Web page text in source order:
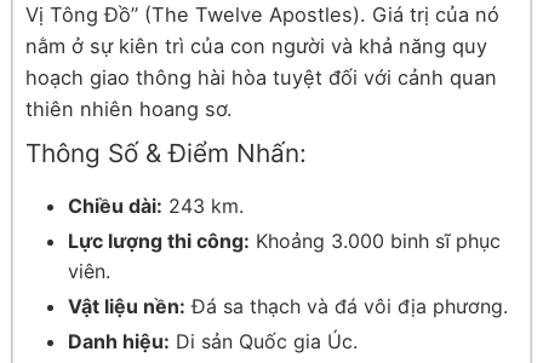
Vị Tông Đồ” (The Twelve Apostles). Giá trị của nó
nằm ở sự kiên trì của con người và khả năng quy
hoạch giao thông hài hòa tuyệt đối với cảnh quan
thiên nhiên hoang sơ.
Thông Số & Điểm Nhấn:
Chiều dài: 243 km.
Lực lượng thi công: Khoảng 3.000 binh sĩ phục
viên.
Vật liệu nền: Đá sa thạch và đá vôi địa phương.
Danh hiệu: Di sản Quốc gia Úc.